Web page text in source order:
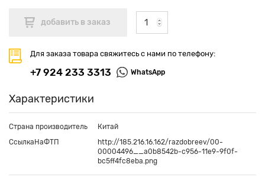
Для заказа товара свяжитесь с нами по телефону:
+7 924 233 3313 WhatsApp
Характеристики
Страна производитель
Китай
СсылкаНаФТП
http://185.216.16.162/razdobreev/00-
00004496__a0b8542b-c956-11e9-9f0f-
bc5ff4fc8eba.png